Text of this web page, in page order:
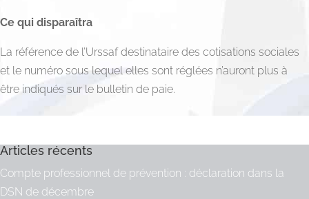
Ce qui disparaîtra
La référence de l’Urssaf destinataire des cotisations sociales
et le numéro sous lequel elles sont réglées n’auront plus à
être indiqués sur le bulletin de paie.
Articles récents
Compte professionnel de prévention : déclaration dans la
DSN de décembre